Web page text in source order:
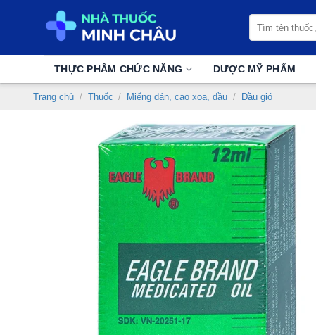
kiếm:
THỰC PHẨM CHỨC NĂNG DƯỢC MỸ PHẨM
Trang chủ / Thuốc / Miếng dán, cao xoa, dầu / Dầu gió